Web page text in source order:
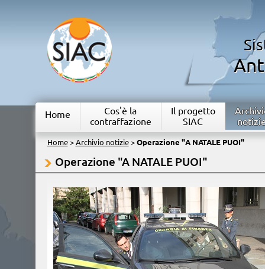
Home
Cos'è la
contraffazione
Il progetto
SIAC
Home> Archivio notizie> Operazione "A NATALE PUOI"
Operazione "A NATALE PUOI"